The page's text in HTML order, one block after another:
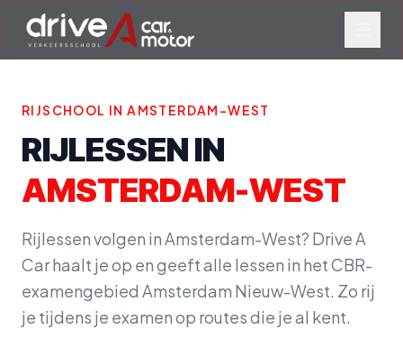
RIJSCHOOL INAMSTERDAM-WEST
RIJLESSEN IN
AMSTERDAM-WEST
Rijlessen volgen in Amsterdam-West? Drive A
Car haalt je op en geeft alle lessen in het CBR-
examengebied Amsterdam Nieuw-West. Zo rij
je tijdens je examen op routes die je al kent.